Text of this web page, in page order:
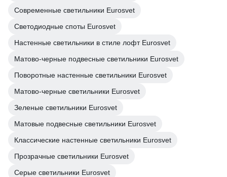
Современные светильники Eurosvet
Светодиодные споты Eurosvet
Настенные светильники в стиле лофт Eurosvet
Матово-черные подвесные светильники Eurosvet
Поворотные настенные светильники Eurosvet
Матово-черные светильники Eurosvet
Зеленые светильники Eurosvet
Матовые подвесные светильники Eurosvet
Классические настенные светильники Eurosvet
Прозрачные светильники Eurosvet
Серые светильники Eurosvet